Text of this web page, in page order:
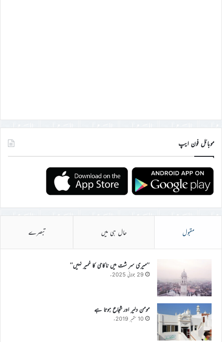
موبائل فون ایپ
مقبول حال ہی میں تبصرے
’’میری سر شت میں ناکامی کا خمیر نہیں‘‘
29 جولائی 2025ء
مومن دلیر اور شجاع ہوتا ہے
10 ستمبر 2019ء